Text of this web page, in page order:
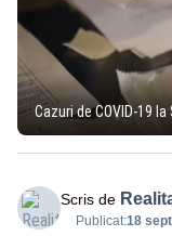
Cazuri de COVID-19
Scris de
Publicat:18